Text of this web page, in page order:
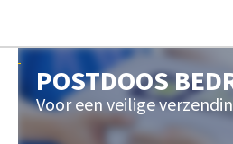
POSTDOOS
Voor een veilige